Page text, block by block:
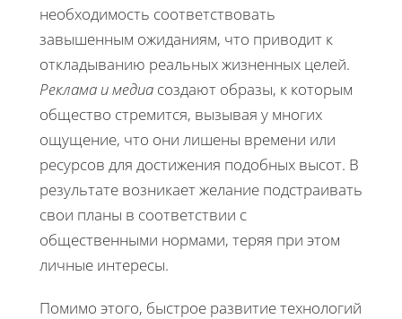
необходимость соответствовать
завышенным ожиданиям, что приводит к
откладыванию реальных жизненных целей.
Реклама и медиа создают образы, к которым
общество стремится, вызывая у многих
ощущение, что они лишены времени или
ресурсов для достижения подобных высот. В
результате возникает желание подстраивать
свои планы в соответствии с
общественными нормами, теряя при этом
личные интересы.
Помимо этого, быстрое развитие технологий